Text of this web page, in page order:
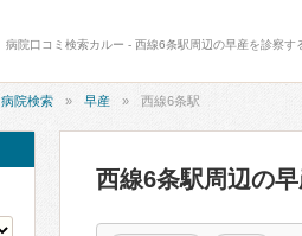
病院口コミ検索カルー - 西線6条駅周辺の早産を診察す
病院検索 早産 西線6条駅
西線6条駅周辺の